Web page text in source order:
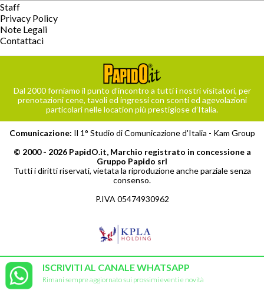
ISCRIVITI AL CANALE WHATSAPP
Rimani sempre aggiornato sui prossimi eventi e novità
Staff
Privacy Policy
Note Legali
Contattaci
Dal 2000 forniamo il punto d’incontro a tutti i nostri visitatori, per
prenotazioni cene, tavoli ed ingressi con sconti ed agevolazioni
particolari nelle location più prestigiose d’Italia.
Comunicazione: Il 1° Studio di Comunicazione d'Italia - Kam Group
© 2000 - 2026 PapidO.it, Marchio registrato in concessione a
Gruppo Papido srl
Tutti i diritti riservati, vietata la riproduzione anche parziale senza
consenso.
P.IVA 05474930962